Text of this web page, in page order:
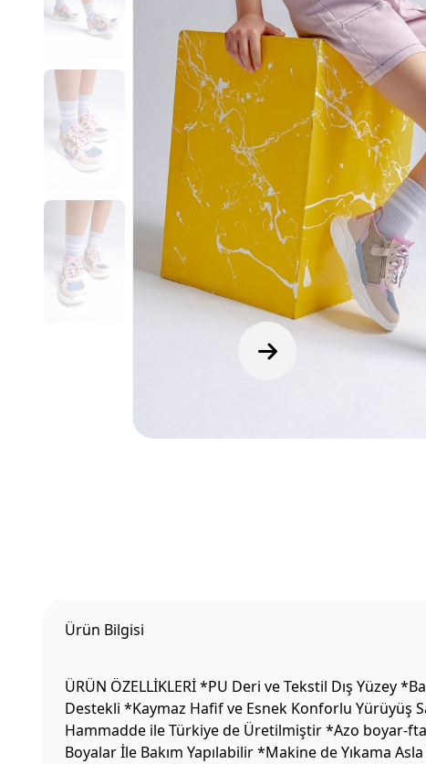
Ürün Bilgisi
ÜRÜN ÖZELLİKLERİ *PU Deri ve Tekstil Dış Yüzey
Destekli *Kaymaz Hafif ve Esnek Konforlu Yürüyüş
Hammadde ile Türkiye de Üretilmiştir *Azo boyar-
Boyalar İle Bakım Yapılabilir *Makine de Yıkama